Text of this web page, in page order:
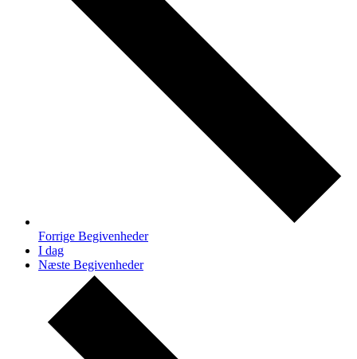
Forrige Begivenheder
I dag
Næste Begivenheder